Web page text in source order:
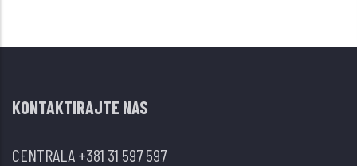
EHOKARDIOGRAFSKIH
SRCA
KONTAKTIRAJTE NAS
CENTRALA+381 31 597 597